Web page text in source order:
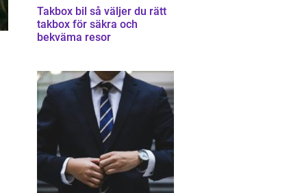
Takbox bil så väljer du rätt
takbox för säkra och
bekväma resor